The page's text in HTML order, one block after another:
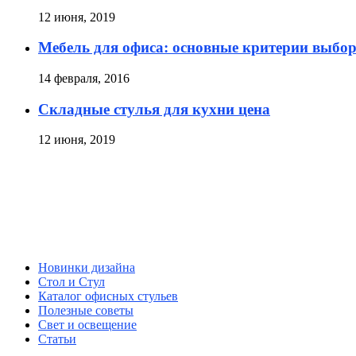
12 июня, 2019
Мебель для офиса: основные критерии
14 февраля, 2016
Складные стулья для кухни цена
12 июня, 2019
Новинки дизайна
Стол и Стул
Каталог офисных стульев
Полезные советы
Свет и освещение
Статьи